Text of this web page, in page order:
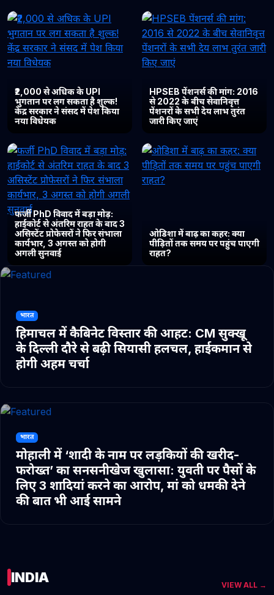
₹2,000 से अधिक के UPI
भुगतान पर लग सकता है शुल्क!
केंद्र सरकार ने संसद में पेश किया
नया विधेयक
HPSEB पेंशनर्स की मांग: 2016
से 2022 के बीच सेवानिवृत्त
पेंशनरों के सभी देय लाभ तुरंत
जारी किए जाएं
फर्जी PhD विवाद में बड़ा मोड़:
हाईकोर्ट से अंतरिम राहत के बाद 3
असिस्टेंट प्रोफेसरों ने फिर संभाला
कार्यभार, 3 अगस्त को होगी
अगली सुनवाई
ओडिशा में बाढ़ का कहर: क्या
पीड़ितों तक समय पर पहुंच पाएगी
राहत?
भारत
हिमाचल में कैबिनेट विस्तार की आहट: CM सुक्खू
के दिल्ली दौरे से बढ़ी सियासी हलचल, हाईकमान से
होगी अहम चर्चा
भारत
मोहाली में ‘शादी के नाम पर लड़कियों की खरीद-
फरोख्त’ का सनसनीखेज खुलासा: युवती पर पैसों के
लिए 3 शादियां करने का आरोप, मां को धमकी देने
की बात भी आई सामने
INDIA VIEW ALL →